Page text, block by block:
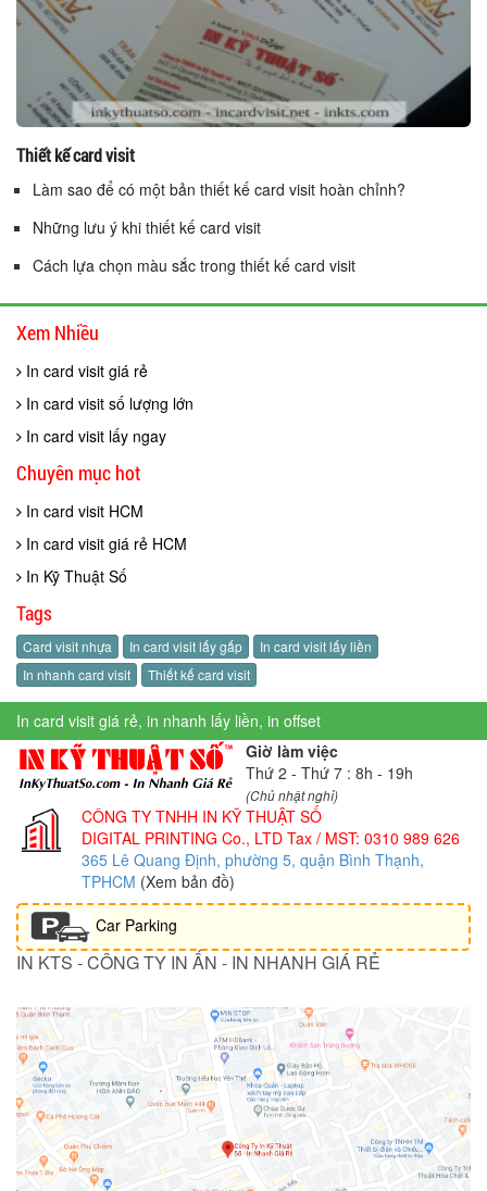
Thiết kế card visit
Làm sao để có một bản thiết kế card visit hoàn chỉnh?
Những lưu ý khi thiết kế card visit
Cách lựa chọn màu sắc trong thiết kế card visit
Xem Nhiều
In card visit giá rẻ
In card visit số lượng lớn
In card visit lấy ngay
Chuyên mục hot
In card visit HCM
In card visit giá rẻ HCM
In Kỹ Thuật Số
Tags
Card visit nhựa In card visit lấy gấp
In card visit lấy liền
In nhanh card visit
Thiết kế card visit
In card visit giá rẻ, in nhanh lấy liền, in offset
Giờ làm việc
Thứ 2 - Thứ 7 : 8h - 19h
(Chủ nhật nghỉ)
CÔNG TY TNHH IN KỸ THUẬT SỐ
DIGITAL PRINTING Co., LTD Tax / MST: 0310 989 626
365 Lê Quang Định, phường 5, quận Bình Thạnh,
TPHCM (Xem bản đồ)
Car Parking
IN KTS - CÔNG TY IN ẤN - IN NHANH GIÁ RẺ